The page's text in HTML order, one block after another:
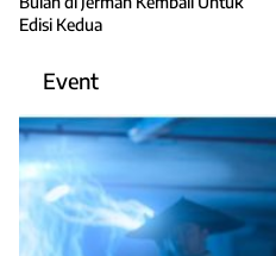
Edisi Kedua
Event